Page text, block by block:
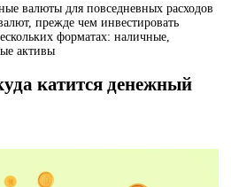
валюты для повседневных расходов
прежде чем инвестировать
форматах: наличные,
активы
катится денежный